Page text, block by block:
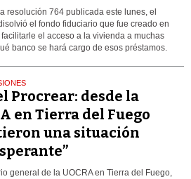
resolución 764 publicada este lunes, el
el fondo fiduciario que fue creado en
el acceso a la vivienda a muchas
banco se hará cargo de esos préstamos.
Procrear: desde la
en Tierra del Fuego
una situación
general de la UOCRA en Tierra del Fuego,